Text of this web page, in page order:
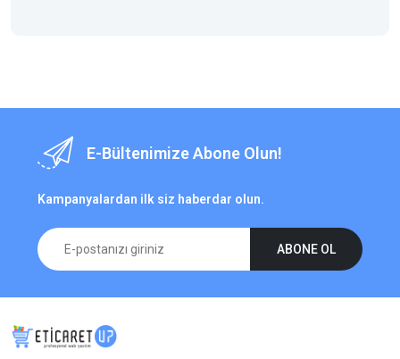
E-Bültenimize Abone Olun!
Kampanyalardan ilk siz haberdar olun.
ABONE OL